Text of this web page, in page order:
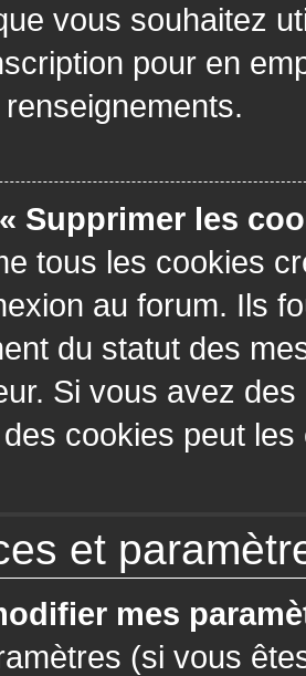
vous souhaitez
pour en
Supprimer les
tous les cookies
au forum. Ils
du statut des
Si vous avez
cookies peut les
et
mes
(si vous